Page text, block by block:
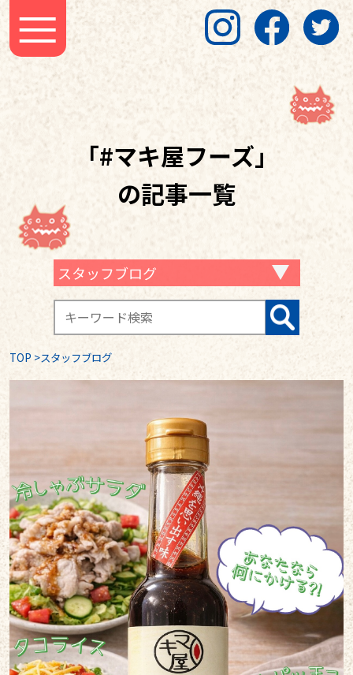
「#マキ屋フーズ」
の記事一覧
スタッフブログ
TOP >スタッフブログ